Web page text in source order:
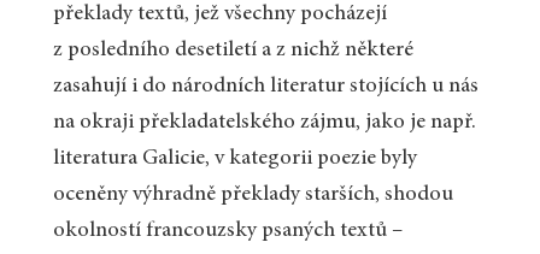
překlady textů, jež všechny pocházejí
z posledního desetiletí a z nichž některé
zasahují i do národních literatur stojících u nás
na okraji překladatelského zájmu, jako je např.
literatura Galicie, v kategorii poezie byly
oceněny výhradně překlady starších, shodou
okolností francouzsky psaných textů –